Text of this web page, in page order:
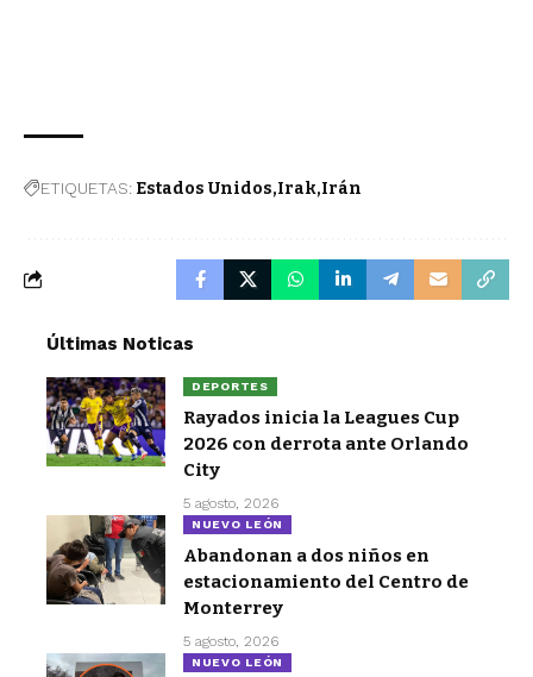
ETIQUETAS: Estados Unidos Irak Irán
Últimas Noticas
DEPORTES
Rayados inicia la Leagues Cup
2026 con derrota ante Orlando
City
5 agosto, 2026
NUEVO LEÓN
Abandonan a dos niños en
estacionamiento del Centro de
Monterrey
5 agosto, 2026
NUEVO LEÓN